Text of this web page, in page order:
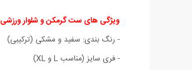
ویژگی های ست گرمکن و شلوار ورزشی SIMON:
- رنگ بندی: سفید و مشکی (ترکیبی)
- فری سایز (مناسب L و XL)